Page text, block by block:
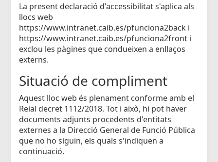
La present declaració d'accessibilitat s'aplica als
llocs web
https://www.intranet.caib.es/pfunciona2back i
https://www.intranet.caib.es/pfunciona2front i
exclou les pàgines que condueixen a enllaços
externs.
Situació de compliment
Aquest lloc web és plenament conforme amb el
Reial decret 1112/2018. Tot i això, hi pot haver
documents adjunts procedents d'entitats
externes a la Direcció General de Funció Pública
que no ho siguin, els quals s'indiquen a
continuació.